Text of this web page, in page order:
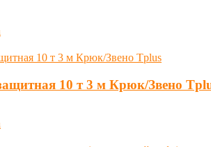
10 т 3 м Крюк/Звено